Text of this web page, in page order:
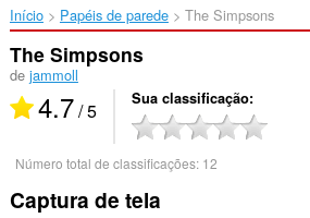
Início Papéis de parede The Simpsons‎
The Simpsons
de jammoll
4.7/ 5 Sua classificação
Número total de classificações: 12
Captura de tela